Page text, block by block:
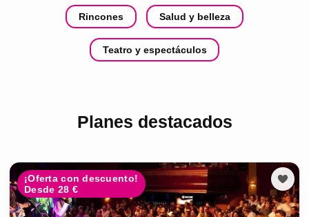
Rincones Salud y belleza
Teatro y espectáculos
Planes destacados
¡Oferta con descuento!
Desde 28 €